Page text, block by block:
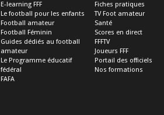
E-learning FFF
Le football pour les enfants
Football amateur
Football Féminin
Guides dédiés au football
amateur
Le Programme éducatif
fédéral
FAFA
Fiches pratiques
TV Foot amateur
Santé
Scores en direct
FFFTV
Joueurs FFF
Portail des officiels
Nos formations